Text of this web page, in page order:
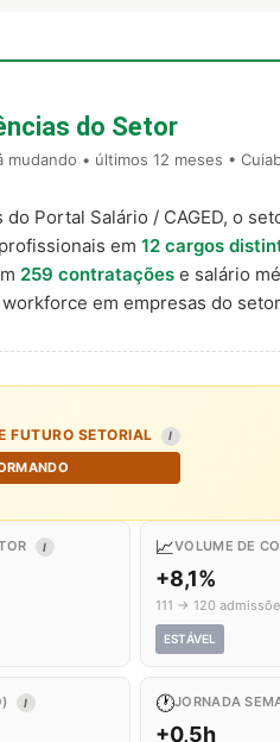
do Setor
• últimos 12 meses •
Portal Salário / CAGED, o
em 12 cargos
259 contratações e salário
em empresas do
FUTURO SETORIAL I
I 📈VOLUME DE
+8,1%
111 → 120
ESTÁVEL
I 🕐JORNADA
+0,5h